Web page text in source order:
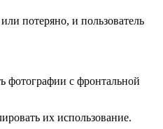
потеряно, и пользователь
фотографии с фронтальной
их использование.